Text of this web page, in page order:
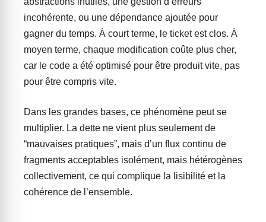
incohérente, ou une dépendance ajoutée pour
gagner du temps. À court terme, le ticket est clos. À
moyen terme, chaque modification coûte plus cher,
car le code a été optimisé pour être produit vite, pas
pour être compris vite.
Dans les grandes bases, ce phénomène peut se
multiplier. La dette ne vient plus seulement de
“mauvaises pratiques”, mais d’un flux continu de
fragments acceptables isolément, mais hétérogènes
collectivement, ce qui complique la lisibilité et la
cohérence de l’ensemble.